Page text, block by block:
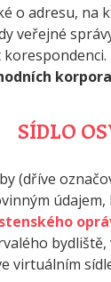
o adresu, na
veřejné
SÍDLO
(dříve
virtuálním